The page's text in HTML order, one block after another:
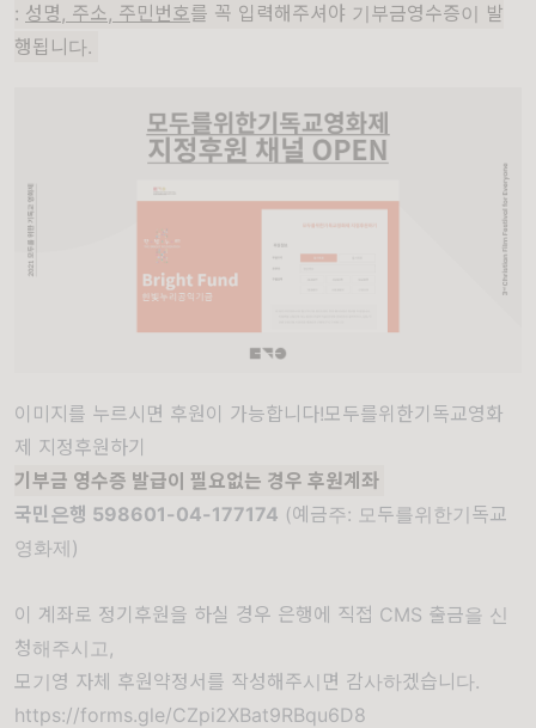
: 성명, 주소, 주민번호를 꼭 입력해주셔야 기부금영수증이 발
행됩니다.
이미지를 누르시면 후원이 가능합니다!모두를위한기독교영화
제 지정후원하기
기부금 영수증 발급이 필요없는 경우 후원계좌
국민은행 598601-04-177174 (예금주: 모두를위한기독교
영화제)
이 계좌로 정기후원을 하실 경우 은행에 직접 CMS 출금을 신
청해주시고,
모기영 자체 후원약정서를 작성해주시면 감사하겠습니다.
https://forms.gle/CZpi2XBat9RBqu6D8